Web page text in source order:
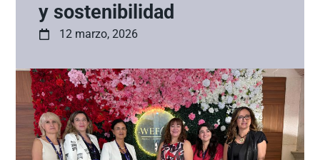
y sostenibilidad
12 marzo, 2026